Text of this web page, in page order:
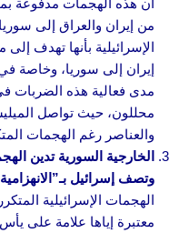
أن هذه الهجمات مدفوعة
من إيران والعراق إلى
الإسرائيلية بأنها تهدف
إيران إلى سوريا، وخاصة
مدى فعالية هذه الضربات
محللون، حيث تواصل
والعناصر رغم الهجمات
الخارجية السورية تدين
وتصف إسرائيل
الهجمات الإسرائيلية
معتبرة إياها علامة على